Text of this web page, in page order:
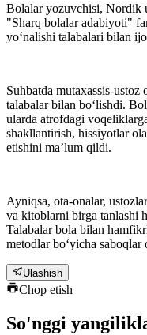
Bolalar yozuvchisi, Nordik
"Sharq bolalar adabiyoti"
yo‘nalishi talabalari bilan
Suhbatda mutaxassis-
talabalar bilan bo‘lishdi.
ularda atrofdagi
shakllantirish, hissiyotlar
etishini maʼlum qildi.
Ayniqsa, ota-onalar,
va kitoblarni birga tanlashi
Talabalar bola bilan
metodlar bo‘yicha saboqlar
Ulashish
Chop etish
So'nggi